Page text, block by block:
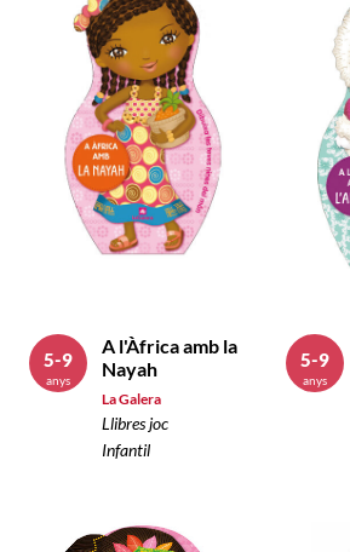
A l'Àfrica amb la
Nayah
La Galera
Llibres joc
Infantil
5-9
anys
5-9
anys